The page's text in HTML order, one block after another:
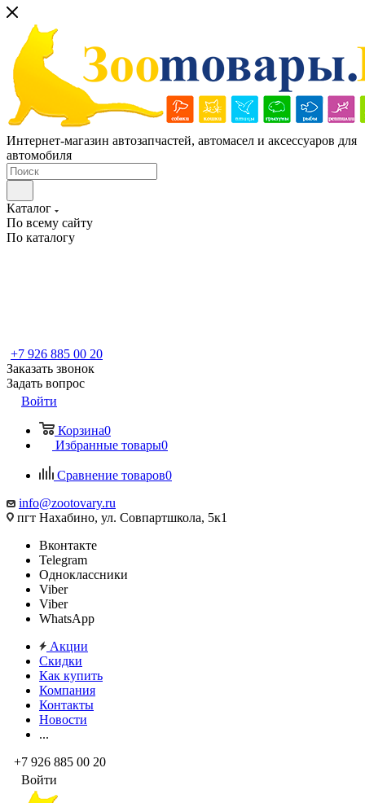
Интернет-магазин автозапчастей, автомасел и аксессуаров для
автомобиля
Каталог
По всему сайту
По каталогу
+7 926 885 00 20
Заказать звонок
Задать вопрос
Войти
Корзина0
Избранные товары0
Сравнение товаров0
info@zootovary.ru
пгт Нахабино, ул. Совпартшкола, 5к1
Вконтакте
Telegram
Одноклассники
Viber
Viber
WhatsApp
Акции
Скидки
Как купить
Компания
Контакты
Новости
...
+7 926 885 00 20
Войти